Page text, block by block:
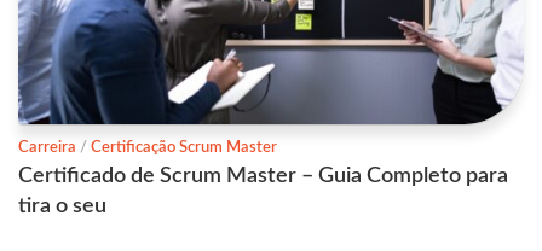
Carreira / Certificação Scrum Master
Certificado de Scrum Master – Guia Completo para
tira o seu